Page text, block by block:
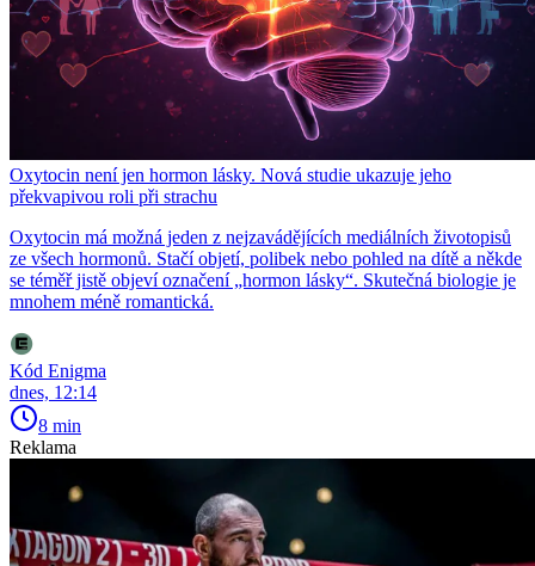
Oxytocin není jen hormon lásky. Nová studie ukazuje jeho
překvapivou roli při strachu
Oxytocin má možná jeden z nejzavádějících mediálních životopisů
ze všech hormonů. Stačí objetí, polibek nebo pohled na dítě a někde
se téměř jistě objeví označení „hormon lásky“. Skutečná biologie je
mnohem méně romantická.
Kód Enigma
dnes, 12:14
8 min
Reklama